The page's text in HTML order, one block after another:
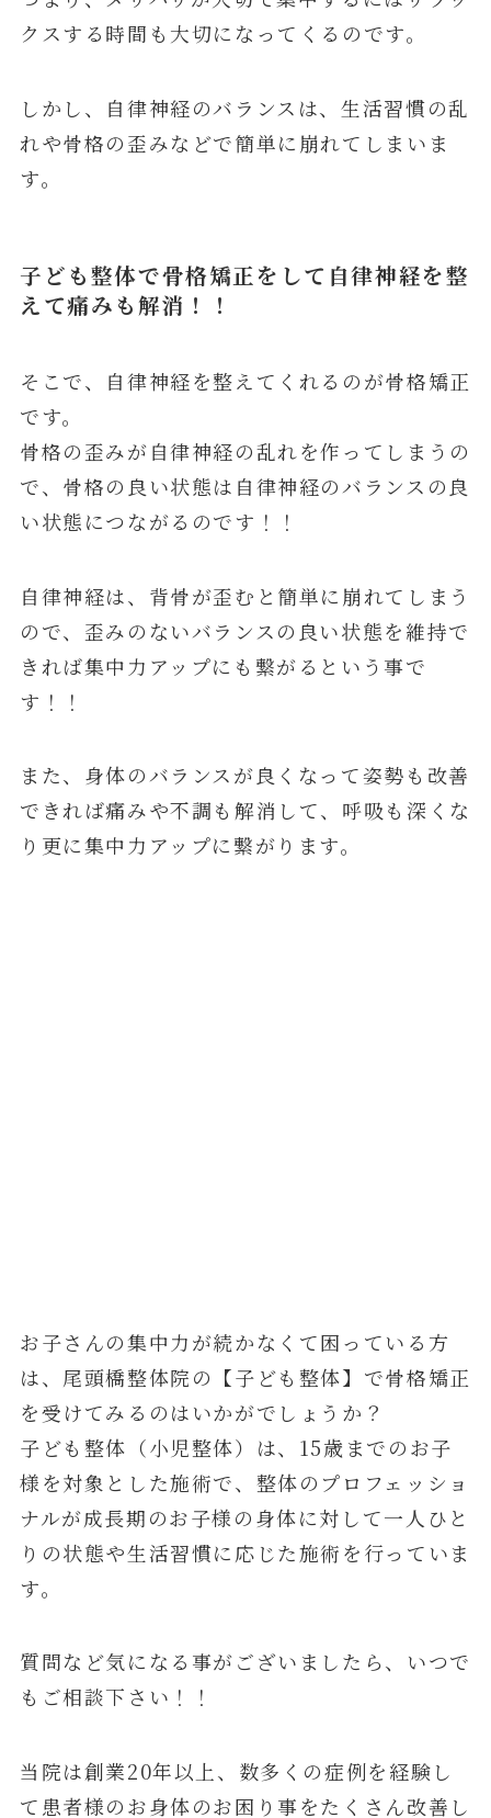
クスする時間も大切になってくるのです。
しかし、自律神経のバランスは、生活習慣の乱
れや骨格の歪みなどで簡単に崩れてしまいま
す。
子ども整体で骨格矯正をして自律神経を整
えて痛みも解消！！
そこで、自律神経を整えてくれるのが骨格矯正
です。
骨格の歪みが自律神経の乱れを作ってしまうの
で、骨格の良い状態は自律神経のバランスの良
い状態につながるのです！！
自律神経は、背骨が歪むと簡単に崩れてしまう
ので、歪みのないバランスの良い状態を維持で
きれば集中力アップにも繋がるという事で
す！！
また、身体のバランスが良くなって姿勢も改善
できれば痛みや不調も解消して、呼吸も深くな
り更に集中力アップに繋がります。
お子さんの集中力が続かなくて困っている方
は、尾頭橋整体院の【子ども整体】で骨格矯正
を受けてみるのはいかがでしょうか？
子ども整体（小児整体）は、15歳までのお子
様を対象とした施術で、整体のプロフェッショ
ナルが成長期のお子様の身体に対して一人ひと
りの状態や生活習慣に応じた施術を行っていま
す。
質問など気になる事がございましたら、いつで
もご相談下さい！！
当院は創業20年以上、数多くの症例を経験し
て患者様のお身体のお困り事をたくさん改善し